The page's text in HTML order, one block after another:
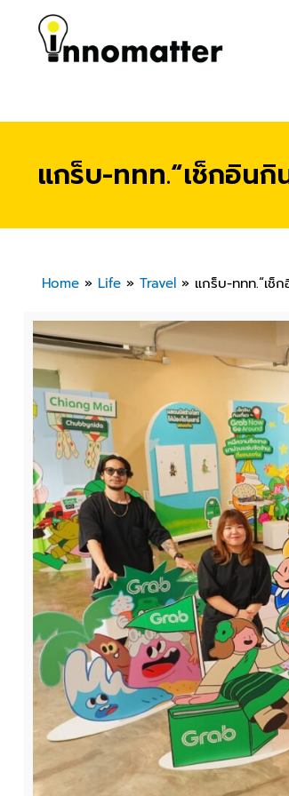
แกร็บ-ททท.“เช็กอิน
Home» Life» Travel» แกร็บ-ททท.“เช็